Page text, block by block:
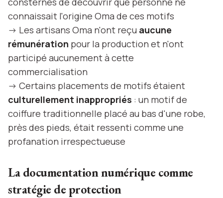
connaissait l'origine Oma de ces motifs
-> Les artisans Oma n'ont reçu aucune
rémunération pour la production et n'ont
participé aucunement à cette
commercialisation
-> Certains placements de motifs étaient
culturellement inappropriés : un motif de
coiffure traditionnelle placé au bas d'une robe,
près des pieds, était ressenti comme une
profanation irrespectueuse
La documentation numérique comme
stratégie de protection